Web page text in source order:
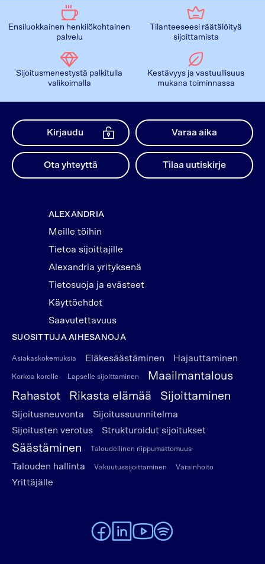
Ensiluokkainen henkilökohtainen
palvelu
Tilanteeseesi räätälöityä
sijoittamista
Sijoitusmenestystä palkitulla
valikoimalla
Kestävyys ja vastuullisuus
mukana toiminnassa
Kirjaudu Varaa aika
Ota yhteyttä Tilaa uutiskirje
ALEXANDRIA
Meille töihin
Tietoa sijoittajille
Alexandria yrityksenä
Tietosuoja ja evästeet
Käyttöehdot
Saavutettavuus
SUOSITTUJA AIHESANOJA
Asiakaskokemuksia Eläkesäästäminen Hajauttaminen
Korkoa korolle Lapselle sijoittaminen
Maailmantalous
Rahastot
Rikasta elämää Sijoittaminen
Sijoitusneuvonta
Sijoitussuunnitelma
Sijoitusten verotus
Strukturoidut sijoitukset
Säästäminen Taloudellinen riippumattomuus
Talouden hallinta Vakuutussijoittaminen Varainhoito
Yrittäjälle
To Alexandria Facebook page
To Alexandria LinkedIn page
To Alexandria Youtube page
To Alexandria Spotify